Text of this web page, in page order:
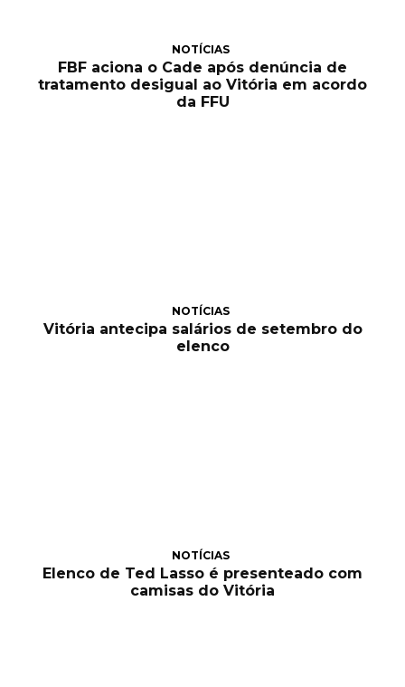
NOTÍCIAS
FBF aciona o Cade após denúncia de
tratamento desigual ao Vitória em acordo
da FFU
NOTÍCIAS
Vitória antecipa salários de setembro do
elenco
NOTÍCIAS
Elenco de Ted Lasso é presenteado com
camisas do Vitória